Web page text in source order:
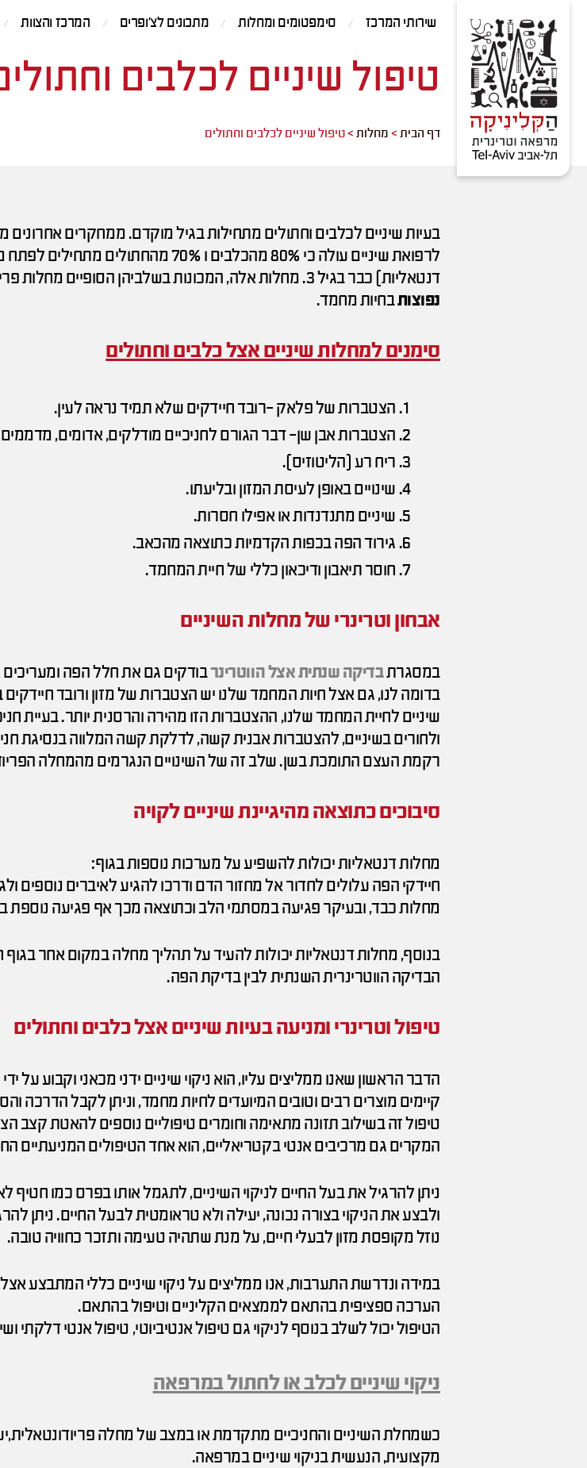
Content
שירותי המרכז סימפטומים ומחלות מתכונים לצ'ופרים המרכז והצוות
טיפול שיניים לכלבים
דף הבית > מחלות >טיפול שיניים לכלבים וחתולים
בעיות שיניים לכלבים וחתולים מתחילות בגיל מוקדם. ממחקרים אחרונים
לרפואת שיניים עולה כי 80% מהכלבים ו 70%
דנטאליות) כבר בגיל 3. מחלות אלה, המכונות בשלביהן הסופיים מחלות פריודונטליות, הן מבין המחלות
נפוצותבחיות מחמד.
סימנים למחלות שיניים אצל כלבים וחתולים
הצטברות של פלאק -רובד חיידקים שלא תמיד נראה לעין.
הצטברות אבן שן- דבר הגורם לחניכיים מודלקים, אדומים, מדממים
ריח רע (הליטוזיס).
שינויים באופן לעיסת המזון ובליעתו.
שיניים מתנדנדות או אפילו חסרות.
גירוד הפה בכפות הקדמיות כתוצאה מהכאב.
חוסר תיאבון ודיכאון כללי של חיית המחמד.
אבחון וטרינרי של מחלות השיניים
במסגרתבדיקה שנתית אצל הווטרינרבודקים גם את חלל הפה ומעריכים
בדומה לנו, גם אצל חיות המחמד שלנו יש הצטברות של מזון ורובד חיידקים
שיניים לחיית המחמד שלנו, ההצטברות הזו מהירה והרסנית יותר. בעיית
ולחורים בשיניים, להצטברות אבנית קשה, לדלקת קשה המלווה בנסיגת
רקמת העצם התומכת בשן. שלב זה של השינויים הנגרמים מהמחלה
סיבוכים כתוצאה מהיגיינת שיניים לקויה
מחלות דנטאליות יכולות להשפיע על מערכות נוספות בגוף:
חיידקי הפה עלולים לחדור אל מחזור הדם ודרכו להגיע לאיברים נוספים
מחלות כבד, ובעיקר פגיעה במסתמי הלב וכתוצאה מכך אף פגיעה נוספת
בנוסף, מחלות דנטאליות יכולות להעיד על תהליך מחלה במקום אחר בגוף
הבדיקה הווטרינרית השנתית לבין בדיקת הפה.
טיפול וטרינרי ומניעה בעיות שיניים אצל כלבים וחתולים
הדבר הראשון שאנו ממליצים עליו, הוא ניקוי שיניים ידני מכאני וקבוע על
קיימים מוצרים רבים וטובים המיועדים לחיות מחמד, וניתן לקבל הדרכה
טיפול זה בשילוב תזונה מתאימה וחומרים טיפוליים נוספים להאטת קצב
המקרים גם מרכיבים אנטי בקטריאליים, הוא אחד הטיפולים המניעתיים
ניתן להרגיל את בעל החיים לניקוי השיניים, לתגמל אותו בפרס כמו חטיף
ולבצע את הניקוי בצורה נכונה, יעילה ולא טראומטית לבעל החיים. ניתן
נוזל מקופסת מזון לבעלי חיים, על מנת שתהיה טעימה ותזכר כחוויה טובה.
במידה ונדרשת התערבות, אנו ממליצים על ניקוי שיניים כללי המתבצע
הערכה ספציפית בהתאם לממצאים הקליניים וטיפול בהתאם.
הטיפול יכול לשלב בנוסף לניקוי גם טיפול אנטיביוטי, טיפול אנטי דלקתי
ניקוי שיניים לכלב או לחתול במרפאה
כשמחלת השיניים והחניכיים מתקדמת או במצב של מחלה
מקצועית, הנעשית בניקוי שיניים במרפאה.